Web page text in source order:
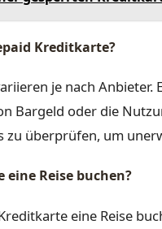
Kreditkarte?
je nach Anbieter.
Bargeld oder die
überprüfen, um
Reise buchen?
eine Reise